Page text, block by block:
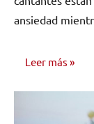
ansiedad
Leer más